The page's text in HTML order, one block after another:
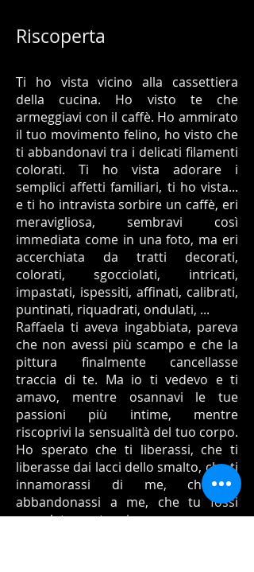
Riscoperta
Ti ho vista vicino alla cassettiera
della cucina. Ho visto te che
armeggiavi con il caffè. Ho ammirato
il tuo movimento felino, ho visto che
ti abbandonavi tra i delicati filamenti
colorati. Ti ho vista adorare i
semplici affetti familiari, ti ho vista...
e ti ho intravista sorbire un caffè, eri
meravigliosa, sembravi così
immediata come in una foto, ma eri
accerchiata da tratti decorati,
colorati, sgocciolati, intricati,
impastati, ispessiti, affinati, calibrati,
puntinati, riquadrati, ondulati, ...
Raffaela ti aveva ingabbiata, pareva
che non avessi più scampo e che la
pittura finalmente cancellasse
traccia di te. Ma io ti vedevo e ti
amavo, mentre osannavi le tue
passioni più intime, mentre
riscoprivi la sensualità del tuo corpo.
Ho sperato che ti liberassi, che ti
liberasse dai lacci dello smalto, che ti
innamorassi di me, che ti
abbandonassi a me, che tu fossi
completamente mia.